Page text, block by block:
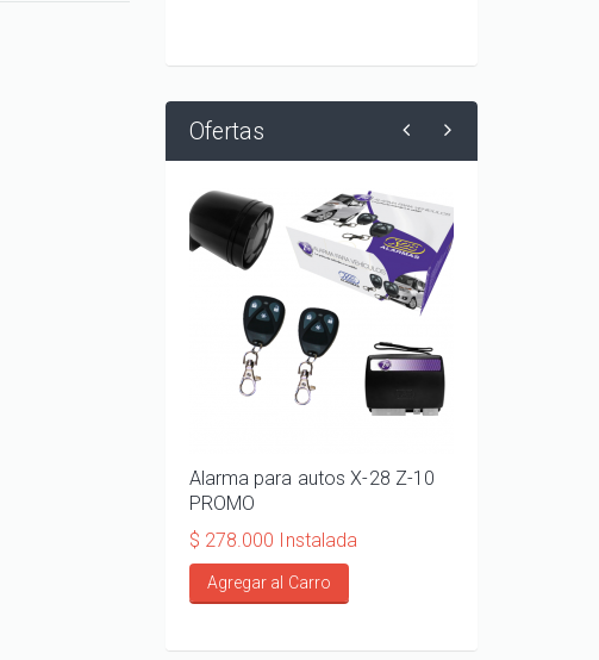
Ofertas
Alarma para autos X-28 Z-10
PROMO
$ 278.000 Instalada
Agregar al Carro